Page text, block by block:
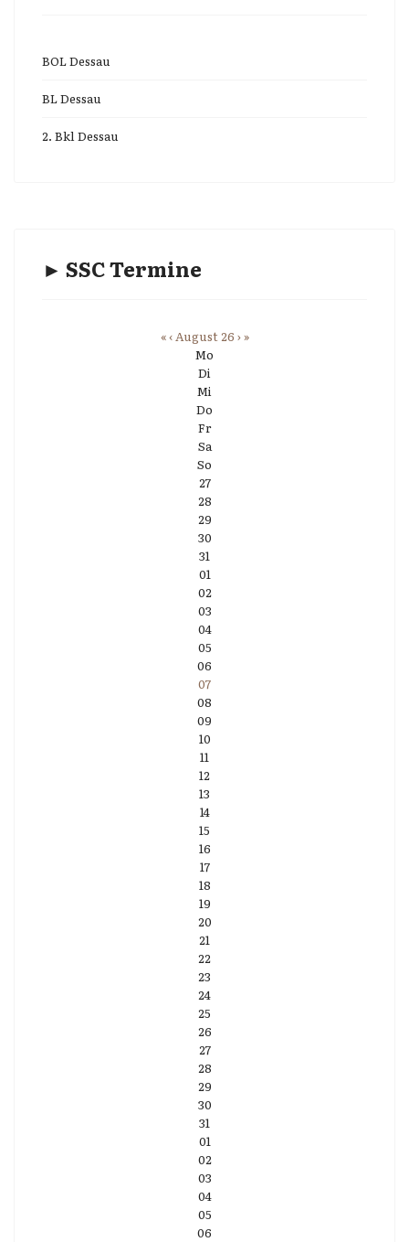
BOL Dessau
BL Dessau
2. Bkl Dessau
► SSC Termine
«‹August 26 ›»
Mo
Di
Mi
Do
Fr
Sa
So
27
28
29
30
31
01
02
03
04
05
06
07
08
09
10
11
12
13
14
15
16
17
18
19
20
21
22
23
24
25
26
27
28
29
30
31
01
02
03
04
05
06